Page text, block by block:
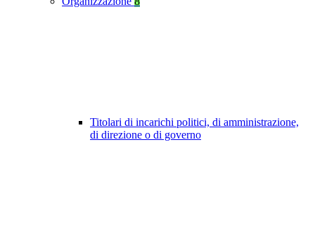
Titolari di incarichi politici, di amministrazione,
di direzione o di governo